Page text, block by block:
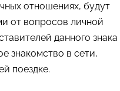
отношениях, будут
от вопросов личной
данного знака
знакомство в сети,
поездке.